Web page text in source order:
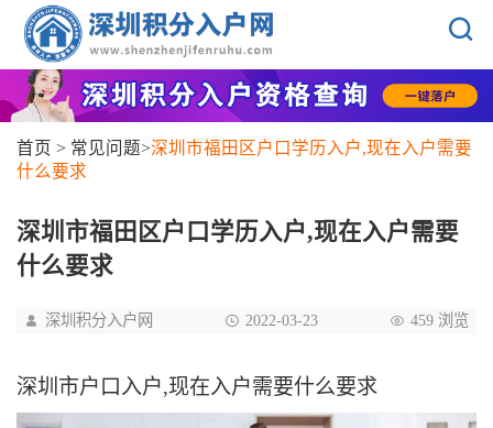
首页 > 常见问题>深圳市福田区户口学历入户,现在入户需要
什么要求
深圳市福田区户口学历入户,现在入户需要
什么要求
深圳积分入户网 2022-03-23 459 浏览
深圳市户口入户,现在入户需要什么要求